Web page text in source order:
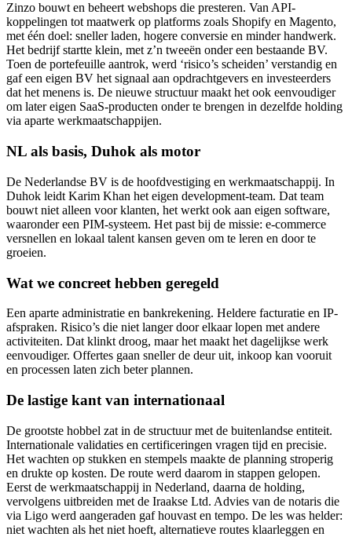
Zinzo bouwt en beheert webshops die presteren. Van API-
koppelingen tot maatwerk op platforms zoals Shopify en Magento,
met één doel: sneller laden, hogere conversie en minder handwerk.
Het bedrijf startte klein, met z’n tweeën onder een bestaande BV.
Toen de portefeuille aantrok, werd ‘risico’s scheiden’ verstandig en
gaf een eigen BV het signaal aan opdrachtgevers en investeerders
dat het menens is. De nieuwe structuur maakt het ook eenvoudiger
om later eigen SaaS-producten onder te brengen in dezelfde holding
via aparte werkmaatschappijen.
NL als basis, Duhok als motor
De Nederlandse BV is de hoofdvestiging en werkmaatschappij. In
Duhok leidt Karim Khan het eigen development-team. Dat team
bouwt niet alleen voor klanten, het werkt ook aan eigen software,
waaronder een PIM-systeem. Het past bij de missie: e-commerce
versnellen en lokaal talent kansen geven om te leren en door te
groeien.
Wat we concreet hebben geregeld
Een aparte administratie en bankrekening. Heldere facturatie en IP-
afspraken. Risico’s die niet langer door elkaar lopen met andere
activiteiten. Dat klinkt droog, maar het maakt het dagelijkse werk
eenvoudiger. Offertes gaan sneller de deur uit, inkoop kan vooruit
en processen laten zich beter plannen.
De lastige kant van internationaal
De grootste hobbel zat in de structuur met de buitenlandse entiteit.
Internationale validaties en certificeringen vragen tijd en precisie.
Het wachten op stukken en stempels maakte de planning stroperig
en drukte op kosten. De route werd daarom in stappen gelopen.
Eerst de werkmaatschappij in Nederland, daarna de holding,
vervolgens uitbreiden met de Iraakse Ltd. Advies van de notaris die
via Ligo werd aangeraden gaf houvast en tempo. De les was helder:
niet wachten als het niet hoeft, alternatieve routes klaarleggen en